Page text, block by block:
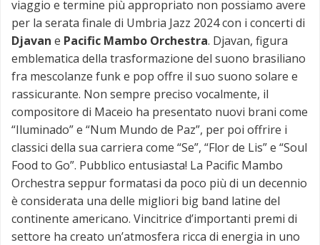
viaggio e termine più appropriato non possiamo avere
per la serata finale di Umbria Jazz 2024 con i concerti di
Djavan e Pacific Mambo Orchestra. Djavan, figura
emblematica della trasformazione del suono brasiliano
fra mescolanze funk e pop offre il suo suono solare e
rassicurante. Non sempre preciso vocalmente, il
compositore di Maceio ha presentato nuovi brani come
“Iluminado” e “Num Mundo de Paz”, per poi offrire i
classici della sua carriera come “Se”, “Flor de Lis” e “Soul
Food to Go”. Pubblico entusiasta! La Pacific Mambo
Orchestra seppur formatasi da poco più di un decennio
è considerata una delle migliori big band latine del
continente americano. Vincitrice d’importanti premi di
settore ha creato un’atmosfera ricca di energia in uno